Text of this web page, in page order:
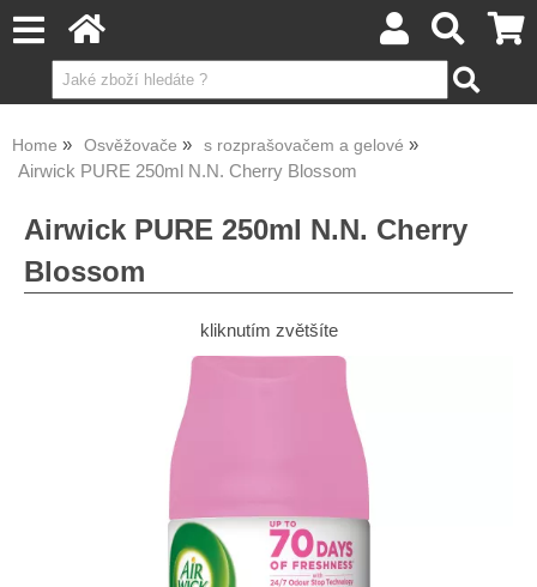
Home Osvěžovače s rozprašovačem a gelové
Airwick PURE 250ml N.N. Cherry Blossom
Airwick PURE 250ml N.N. Cherry
Blossom
kliknutím zvětšíte